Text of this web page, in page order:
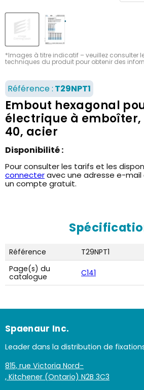
*Images à titre indicatif – veuillez consulter
techniques du produit pour obtenir des
Référence : T29NPT1
Embout hexagonal
électrique à emboîter,
40, acier
Disponibilité :
Pour consulter les tarifs et les
connecteravec une adresse e-
un compte gratuit.
Référence
T29NPT1
Page(s) du
catalogue
C141
Spaenaur Inc.
Leader dans la distribution de
815, rue Victoria Nord-
, Kitchener (Ontario) N2B 3C3